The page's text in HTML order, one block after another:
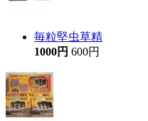
毎粒堅虫草精
1000円 600円